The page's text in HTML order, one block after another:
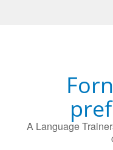
A Language